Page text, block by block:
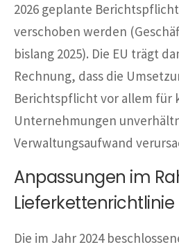
2026 geplante
verschoben werden
bislang 2025). Die EU trägt
Rechnung, dass die
Berichtspflicht vor allem für
Unternehmungen
Verwaltungsaufwand
Anpassungen im
Lieferkettenrichtlinie
Die im Jahr 2024